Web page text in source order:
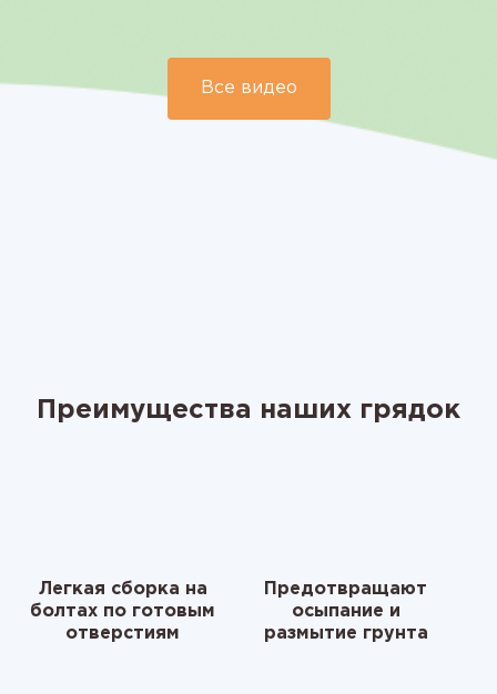
Все видео
Преимущества наших грядок
Легкая сборка на
болтах по готовым
отверстиям
Предотвращают
осыпание и
размытие грунта